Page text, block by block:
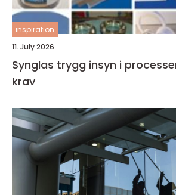
inspiration
11. July 2026
Synglas trygg insyn i processer med höga
krav